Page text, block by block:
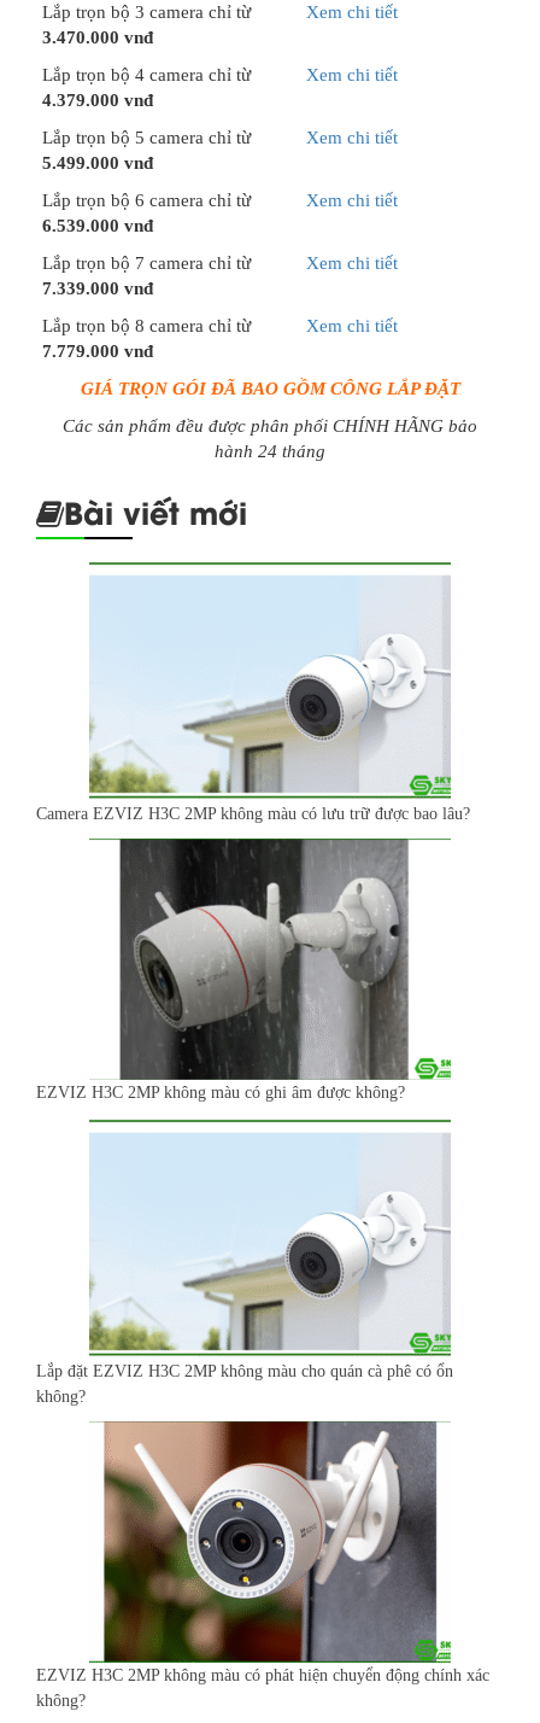
Lắp trọn bộ 3 camera chỉ từ
3.470.000 vnđ
Xem chi tiết
Lắp trọn bộ 4 camera chỉ từ
4.379.000 vnđ
Xem chi tiết
Lắp trọn bộ 5 camera chỉ từ
5.499.000 vnđ
Xem chi tiết
Lắp trọn bộ 6 camera chỉ từ
6.539.000 vnđ
Xem chi tiết
Lắp trọn bộ 7 camera chỉ từ
7.339.000 vnđ
Xem chi tiết
Lắp trọn bộ 8 camera chỉ từ
7.779.000 vnđ
Xem chi tiết
GIÁ TRỌN GÓI ĐÃ BAO GỒM CÔNG LẮP ĐẶT
Các sản phẩm đều được phân phối CHÍNH HÃNG bảo
hành 24 tháng
Bài viết mới
Camera EZVIZ H3C 2MP không màu có lưu trữ được bao lâu?
EZVIZ H3C 2MP không màu có ghi âm được không?
Lắp đặt EZVIZ H3C 2MP không màu cho quán cà phê có ổn
không?
EZVIZ H3C 2MP không màu có phát hiện chuyển động chính xác
không?